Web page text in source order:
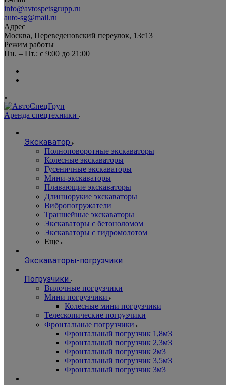
info@avtospetsgrupp.ru
auto-sg@mail.ru
Адрес
Москва, Переведеновский переулок, 13с13
Режим работы
Пн. – Пт.: с 9:00 до 21:00
Аренда спецтехники
Экскаватор
Полноповоротные экскаваторы
Колесные экскаваторы
Гусеничные экскаваторы
Мини-экскаваторы
Плавающие экскаваторы
Длиннорукие экскаваторы
Вибропогружатели
Траншейные экскаваторы
Экскаваторы с бетоноломом
Экскаваторы с гидромолотом
Еще
Экскаваторы-погрузчики
Погрузчики
Вилочные погрузчики
Мини погрузчики
Колесные мини погрузчики
Телескопические погрузчики
Фронтальные погрузчики
Фронтальный погрузчик 1,8м3
Фронтальный погрузчик 2,3м3
Фронтальный погрузчик 2м3
Фронтальный погрузчик 3,5м3
Фронтальный погрузчик 3м3